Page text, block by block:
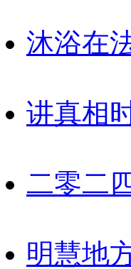
沐浴在
讲真相
二零二
明慧地